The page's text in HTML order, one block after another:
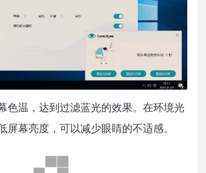
色温，达到过滤蓝光的效果。在环境光
屏幕亮度，可以减少眼睛的不适感。